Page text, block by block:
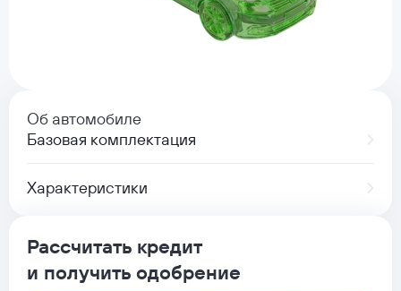
Об автомобиле
Базовая комплектация
Характеристики
Рассчитать кредит
и получить одобрение